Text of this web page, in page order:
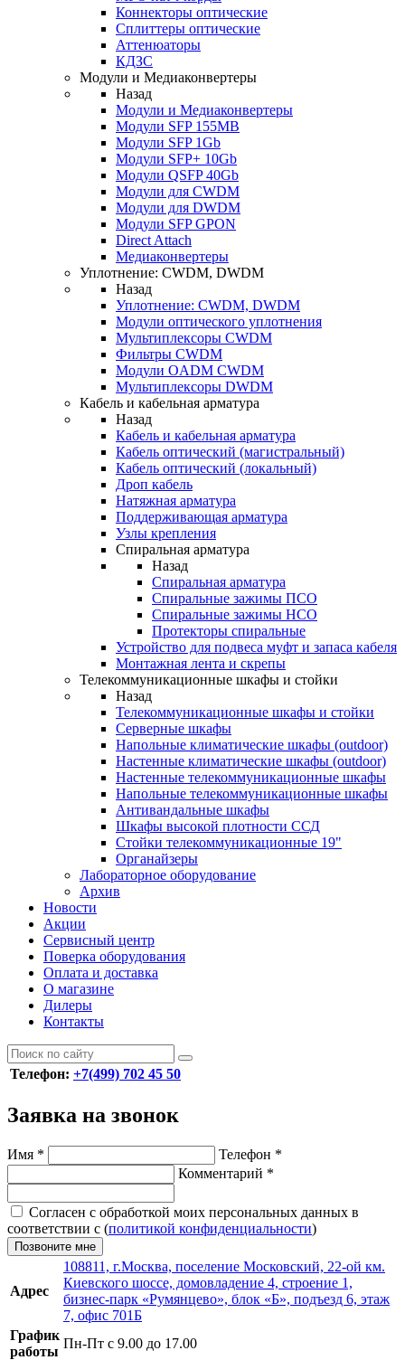
Коннекторы оптические
Сплиттеры оптические
Аттенюаторы
КДЗС
Модули и Медиаконвертеры
Назад
Модули и Медиаконвертеры
Модули SFP 155MB
Модули SFP 1Gb
Модули SFP+ 10Gb
Модули QSFP 40Gb
Модули для CWDM
Модули для DWDM
Модули SFP GPON
Direct Attach
Медиаконвертеры
Уплотнение: CWDM, DWDM
Назад
Уплотнение: CWDM, DWDM
Модули оптического уплотнения
Мультиплексоры CWDM
Фильтры CWDM
Модули OADM CWDM
Мультиплексоры DWDM
Кабель и кабельная арматура
Назад
Кабель и кабельная арматура
Кабель оптический (магистральный)
Кабель оптический (локальный)
Дроп кабель
Натяжная арматура
Поддерживающая арматура
Узлы крепления
Спиральная арматура
Назад
Спиральная арматура
Спиральные зажимы ПСО
Спиральные зажимы НСО
Протекторы спиральные
Устройство для подвеса муфт и запаса кабеля
Монтажная лента и скрепы
Телекоммуникационные шкафы и стойки
Назад
Телекоммуникационные шкафы и стойки
Серверные шкафы
Напольные климатические шкафы (outdoor)
Настенные климатические шкафы (outdoor)
Настенные телекоммуникационные шкафы
Напольные телекоммуникационные шкафы
Антивандальные шкафы
Шкафы высокой плотности ССД
Стойки телекоммуникационные 19"
Органайзеры
Лабораторное оборудование
Архив
Новости
Акции
Сервисный центр
Поверка оборудования
Оплата и доставка
О магазине
Дилеры
Контакты
Телефон: +7(499) 702 45 50
Заявка на звонок
Имя * Телефон *
Комментарий *
Согласен с обработкой моих персональных данных в
соответствии с (политикой конфиденциальности)
Позвоните мне
Адрес
108811, г.Москва, поселение Московский, 22-ой км.
Киевского шоссе, домовладение 4, строение 1,
бизнес-парк «Румянцево», блок «Б», подъезд 6, этаж
7, офис 701Б
График
работы
Пн-Пт с 9.00 до 17.00